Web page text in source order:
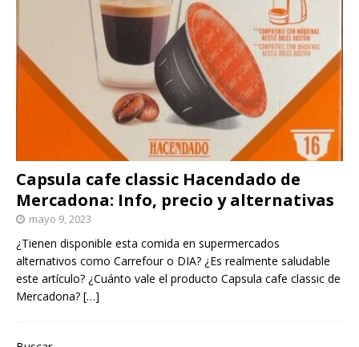
Capsula cafe classic Hacendado de
Mercadona: Info, precio y alternativas
mayo 9, 2023
¿Tienen disponible esta comida en supermercados
alternativos como Carrefour o DIA? ¿Es realmente saludable
este artículo? ¿Cuánto vale el producto Capsula cafe classic de
Mercadona? […]